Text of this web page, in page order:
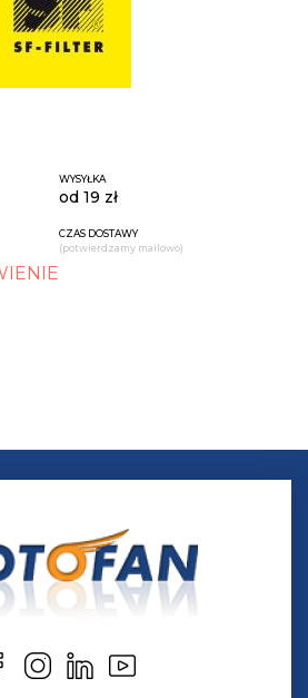
WYSYŁKA
od 19 zł
CZAS DOSTAWY
(potwierdzamy mailowo)